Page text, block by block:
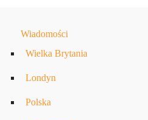
Wiadomości
Wielka Brytania
Londyn
Polska